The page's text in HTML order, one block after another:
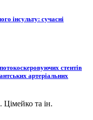
інсульту: сучасні
стентів
артеріальних
та ін.